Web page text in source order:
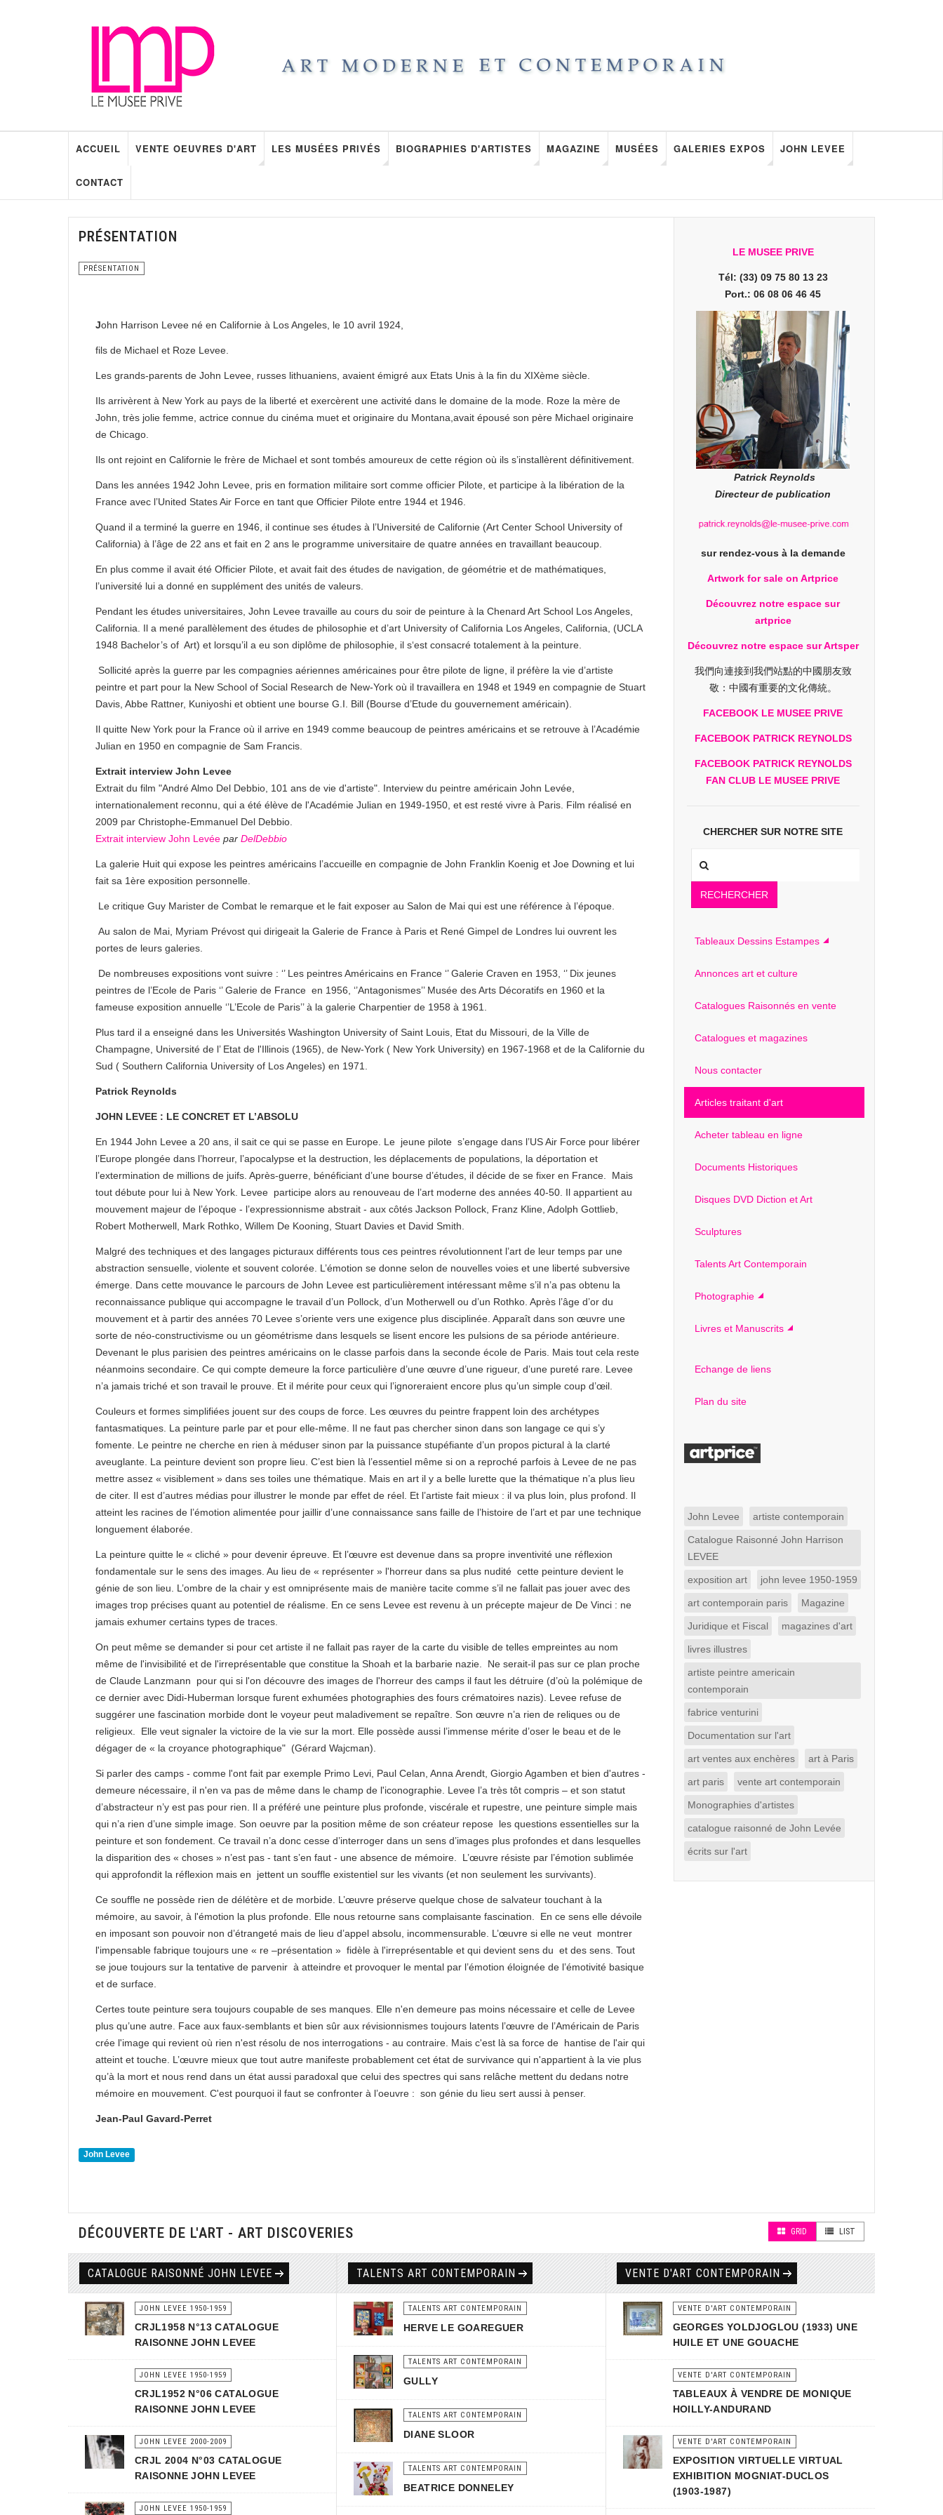
ACCUEIL VENTE OEUVRES D'ART LES MUSÉES PRIVÉS BIOGRAPHIES D'ARTISTES MAGAZINE MUSÉES GALERIES EXPOS JOHN LEVEE
CONTACT
PRÉSENTATION
PRÉSENTATION
John Harrison Levee né en Californie à Los Angeles, le 10 avril 1924,
fils de Michael et Roze Levee.
Les grands-parents de John Levee, russes lithuaniens, avaient émigré aux Etats Unis à la fin du XIXème siècle.
Ils arrivèrent à New York au pays de la liberté et exercèrent une activité dans le domaine de la mode. Roze la mère de
John, très jolie femme, actrice connue du cinéma muet et originaire du Montana,avait épousé son père Michael originaire
de Chicago.
Ils ont rejoint en Californie le frère de Michael et sont tombés amoureux de cette région où ils s’installèrent définitivement.
Dans les années 1942 John Levee, pris en formation militaire sort comme officier Pilote, et participe à la libération de la
France avec l’United States Air Force en tant que Officier Pilote entre 1944 et 1946.
Quand il a terminé la guerre en 1946, il continue ses études à l’Université de Californie (Art Center School University of
California) à l’âge de 22 ans et fait en 2 ans le programme universitaire de quatre années en travaillant beaucoup.
En plus comme il avait été Officier Pilote, et avait fait des études de navigation, de géométrie et de mathématiques,
l’université lui a donné en supplément des unités de valeurs.
Pendant les études universitaires, John Levee travaille au cours du soir de peinture à la Chenard Art School Los Angeles,
California. Il a mené parallèlement des études de philosophie et d’art University of California Los Angeles, California, (UCLA
1948 Bachelor’s of Art) et lorsqu’il a eu son diplôme de philosophie, il s‘est consacré totalement à la peinture.
Sollicité après la guerre par les compagnies aériennes américaines pour être pilote de ligne, il préfère la vie d’artiste
peintre et part pour la New School of Social Research de New‑York où il travaillera en 1948 et 1949 en compagnie de Stuart
Davis, Abbe Rattner, Kuniyoshi et obtient une bourse G.I. Bill (Bourse d’Etude du gouvernement américain).
Il quitte New York pour la France où il arrive en 1949 comme beaucoup de peintres américains et se retrouve à l’Académie
Julian en 1950 en compagnie de Sam Francis.
Extrait interview John Levee
Extrait du film "André Almo Del Debbio, 101 ans de vie d'artiste". Interview du peintre américain John Levée,
internationalement reconnu, qui a été élève de l'Académie Julian en 1949-1950, et est resté vivre à Paris. Film réalisé en
2009 par Christophe-Emmanuel Del Debbio.
Extrait interview John Levée par DelDebbio
La galerie Huit qui expose les peintres américains l’accueille en compagnie de John Franklin Koenig et Joe Downing et lui
fait sa 1ère exposition personnelle.
Le critique Guy Marister de Combat le remarque et le fait exposer au Salon de Mai qui est une référence à l’époque.
Au salon de Mai, Myriam Prévost qui dirigeait la Galerie de France à Paris et René Gimpel de Londres lui ouvrent les
portes de leurs galeries.
De nombreuses expositions vont suivre : ‘’ Les peintres Américains en France ‘’ Galerie Craven en 1953, ‘’ Dix jeunes
peintres de l’Ecole de Paris ‘’ Galerie de France en 1956, ‘’Antagonismes’’ Musée des Arts Décoratifs en 1960 et la
fameuse exposition annuelle ‘’L’Ecole de Paris’’ à la galerie Charpentier de 1958 à 1961.
Plus tard il a enseigné dans les Universités Washington University of Saint Louis, Etat du Missouri, de la Ville de
Champagne, Université de l’ Etat de l'Illinois (1965), de New‑York ( New York University) en 1967-1968 et de la Californie du
Sud ( Southern California University of Los Angeles) en 1971.
Patrick Reynolds
JOHN LEVEE : LE CONCRET ET L’ABSOLU
En 1944 John Levee a 20 ans, il sait ce qui se passe en Europe. Le jeune pilote s’engage dans l’US Air Force pour libérer
l’Europe plongée dans l’horreur, l’apocalypse et la destruction, les déplacements de populations, la déportation et
l’extermination de millions de juifs. Après-guerre, bénéficiant d’une bourse d’études, il décide de se fixer en France. Mais
tout débute pour lui à New York. Levee participe alors au renouveau de l’art moderne des années 40-50. Il appartient au
mouvement majeur de l’époque - l’expressionnisme abstrait - aux côtés Jackson Pollock, Franz Kline, Adolph Gottlieb,
Robert Motherwell, Mark Rothko, Willem De Kooning, Stuart Davies et David Smith.
Malgré des techniques et des langages picturaux différents tous ces peintres révolutionnent l’art de leur temps par une
abstraction sensuelle, violente et souvent colorée. L’émotion se donne selon de nouvelles voies et une liberté subversive
émerge. Dans cette mouvance le parcours de John Levee est particulièrement intéressant même s’il n’a pas obtenu la
reconnaissance publique qui accompagne le travail d’un Pollock, d’un Motherwell ou d’un Rothko. Après l’âge d’or du
mouvement et à partir des années 70 Levee s’oriente vers une exigence plus disciplinée. Apparaît dans son œuvre une
sorte de néo-constructivisme ou un géométrisme dans lesquels se lisent encore les pulsions de sa période antérieure.
Devenant le plus parisien des peintres américains on le classe parfois dans la seconde école de Paris. Mais tout cela reste
néanmoins secondaire. Ce qui compte demeure la force particulière d’une œuvre d’une rigueur, d’une pureté rare. Levee
n’a jamais triché et son travail le prouve. Et il mérite pour ceux qui l’ignoreraient encore plus qu’un simple coup d’œil.
Couleurs et formes simplifiées jouent sur des coups de force. Les œuvres du peintre frappent loin des archétypes
fantasmatiques. La peinture parle par et pour elle-même. Il ne faut pas chercher sinon dans son langage ce qui s’y
fomente. Le peintre ne cherche en rien à méduser sinon par la puissance stupéfiante d’un propos pictural à la clarté
aveuglante. La peinture devient son propre lieu. C’est bien là l’essentiel même si on a reproché parfois à Levee de ne pas
mettre assez « visiblement » dans ses toiles une thématique. Mais en art il y a belle lurette que la thématique n’a plus lieu
de citer. Il est d’autres médias pour illustrer le monde par effet de réel. Et l’artiste fait mieux : il va plus loin, plus profond. Il
atteint les racines de l’émotion alimentée pour jaillir d’une connaissance sans faille de l’histoire de l’art et par une technique
longuement élaborée.
La peinture quitte le « cliché » pour devenir épreuve. Et l’œuvre est devenue dans sa propre inventivité une réflexion
fondamentale sur le sens des images. Au lieu de « représenter » l'horreur dans sa plus nudité cette peinture devient le
génie de son lieu. L’ombre de la chair y est omniprésente mais de manière tacite comme s’il ne fallait pas jouer avec des
images trop précises quant au potentiel de réalisme. En ce sens Levee est revenu à un précepte majeur de De Vinci : ne
jamais exhumer certains types de traces.
On peut même se demander si pour cet artiste il ne fallait pas rayer de la carte du visible de telles empreintes au nom
même de l'invisibilité et de l'irreprésentable que constitue la Shoah et la barbarie nazie. Ne serait-il pas sur ce plan proche
de Claude Lanzmann pour qui si l'on découvre des images de l'horreur des camps il faut les détruire (d’où la polémique de
ce dernier avec Didi-Huberman lorsque furent exhumées photographies des fours crématoires nazis). Levee refuse de
suggérer une fascination morbide dont le voyeur peut maladivement se repaître. Son œuvre n’a rien de reliques ou de
religieux. Elle veut signaler la victoire de la vie sur la mort. Elle possède aussi l’immense mérite d’oser le beau et de le
dégager de « la croyance photographique" (Gérard Wajcman).
Si parler des camps - comme l'ont fait par exemple Primo Levi, Paul Celan, Anna Arendt, Giorgio Agamben et bien d'autres -
demeure nécessaire, il n'en va pas de même dans le champ de l'iconographie. Levee l’a très tôt compris – et son statut
d’abstracteur n’y est pas pour rien. Il a préféré une peinture plus profonde, viscérale et rupestre, une peinture simple mais
qui n’a rien d’une simple image. Son oeuvre par la position même de son créateur repose les questions essentielles sur la
peinture et son fondement. Ce travail n’a donc cesse d’interroger dans un sens d’images plus profondes et dans lesquelles
la disparition des « choses » n’est pas - tant s’en faut - une absence de mémoire. L’œuvre résiste par l’émotion sublimée
qui approfondit la réflexion mais en jettent un souffle existentiel sur les vivants (et non seulement les survivants).
Ce souffle ne possède rien de délétère et de morbide. L’œuvre préserve quelque chose de salvateur touchant à la
mémoire, au savoir, à l'émotion la plus profonde. Elle nous retourne sans complaisante fascination. En ce sens elle dévoile
en imposant son pouvoir non d’étrangeté mais de lieu d’appel absolu, incommensurable. L’œuvre si elle ne veut montrer
l'impensable fabrique toujours une « re –présentation » fidèle à l'irreprésentable et qui devient sens du et des sens. Tout
se joue toujours sur la tentative de parvenir à atteindre et provoquer le mental par l’émotion éloignée de l’émotivité basique
et de surface.
Certes toute peinture sera toujours coupable de ses manques. Elle n'en demeure pas moins nécessaire et celle de Levee
plus qu’une autre. Face aux faux-semblants et bien sûr aux révisionnismes toujours latents l’œuvre de l’Américain de Paris
crée l'image qui revient où rien n'est résolu de nos interrogations - au contraire. Mais c'est là sa force de hantise de l'air qui
atteint et touche. L’œuvre mieux que tout autre manifeste probablement cet état de survivance qui n'appartient à la vie plus
qu’à la mort et nous rend dans un état aussi paradoxal que celui des spectres qui sans relâche mettent du dedans notre
mémoire en mouvement. C'est pourquoi il faut se confronter à l’oeuvre : son génie du lieu sert aussi à penser.
Jean-Paul Gavard-Perret
John Levee
LE MUSEE PRIVE
Tél: (33) 09 75 80 13 23
Port.: 06 08 06 46 45
Patrick Reynolds
Directeur de publication
sur rendez-vous à la demande
Artwork for sale on Artprice
Découvrez notre espace sur
artprice
Découvrez notre espace sur Artsper
我們向連接到我們站點的中國朋友致
敬：中國有重要的文化傳統。
FACEBOOK LE MUSEE PRIVE
FACEBOOK PATRICK REYNOLDS
FACEBOOK PATRICK REYNOLDS
FAN CLUB LE MUSEE PRIVE
CHERCHER SUR NOTRE SITE
RECHERCHER
Tableaux Dessins Estampes
Annonces art et culture
Catalogues Raisonnés en vente
Catalogues et magazines
Nous contacter
Articles traitant d'art
Acheter tableau en ligne
Documents Historiques
Disques DVD Diction et Art
Sculptures
Talents Art Contemporain
Photographie
Livres et Manuscrits
Echange de liens
Plan du site
John Levee artiste contemporain
Catalogue Raisonné John Harrison
LEVEE
exposition art john levee 1950-1959
art contemporain paris Magazine
Juridique et Fiscal magazines d'art
livres illustres
artiste peintre americain
contemporain
fabrice venturini
Documentation sur l'art
art ventes aux enchères art à Paris
art paris vente art contemporain
Monographies d'artistes
catalogue raisonné de John Levée
écrits sur l'art
DÉCOUVERTE DE L'ART - ART DISCOVERIES GRID LIST
CATALOGUE RAISONNÉ JOHN LEVEE
JOHN LEVEE 1950-1959
CRJL1958 N°13 CATALOGUE
RAISONNE JOHN LEVEE
JOHN LEVEE 1950-1959
CRJL1952 N°06 CATALOGUE
RAISONNE JOHN LEVEE
JOHN LEVEE 2000-2009
CRJL 2004 N°03 CATALOGUE
RAISONNE JOHN LEVEE
JOHN LEVEE 1950-1959
TALENTS ART CONTEMPORAIN
TALENTS ART CONTEMPORAIN
HERVE LE GOAREGUER
TALENTS ART CONTEMPORAIN
GULLY
TALENTS ART CONTEMPORAIN
DIANE SLOOR
TALENTS ART CONTEMPORAIN
BEATRICE DONNELEY
VENTE D'ART CONTEMPORAIN
VENTE D'ART CONTEMPORAIN
GEORGES YOLDJOGLOU (1933) UNE
HUILE ET UNE GOUACHE
VENTE D'ART CONTEMPORAIN
TABLEAUX À VENDRE DE MONIQUE
HOILLY-ANDURAND
VENTE D'ART CONTEMPORAIN
EXPOSITION VIRTUELLE VIRTUAL
EXHIBITION MOGNIAT-DUCLOS
(1903-1987)